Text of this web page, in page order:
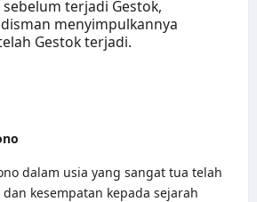
terjadi Gestok,
menyimpulkannya
Gestok terjadi.
dalam usia yang sangat tua telah
kesempatan kepada sejarah